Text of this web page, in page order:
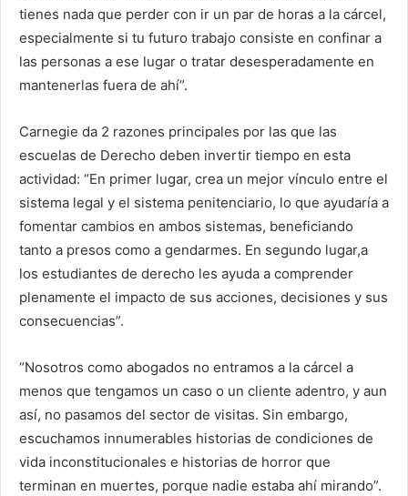
tienes nada que perder con ir un par de horas a la cárcel,
especialmente si tu futuro trabajo consiste en confinar a
las personas a ese lugar o tratar desesperadamente en
mantenerlas fuera de ahí”.
Carnegie da 2 razones principales por las que las
escuelas de Derecho deben invertir tiempo en esta
actividad: “En primer lugar, crea un mejor vínculo entre el
sistema legal y el sistema penitenciario, lo que ayudaría a
fomentar cambios en ambos sistemas, beneficiando
tanto a presos como a gendarmes. En segundo lugar,a
los estudiantes de derecho les ayuda a comprender
plenamente el impacto de sus acciones, decisiones y sus
consecuencias”.
“Nosotros como abogados no entramos a la cárcel a
menos que tengamos un caso o un cliente adentro, y aun
así, no pasamos del sector de visitas. Sin embargo,
escuchamos innumerables historias de condiciones de
vida inconstitucionales e historias de horror que
terminan en muertes, porque nadie estaba ahí mirando”.